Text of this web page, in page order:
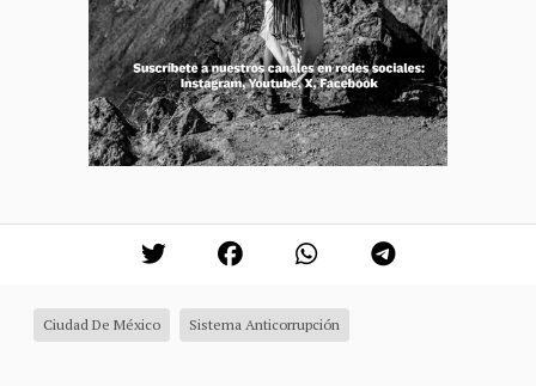
Ciudad De México Sistema Anticorrupción